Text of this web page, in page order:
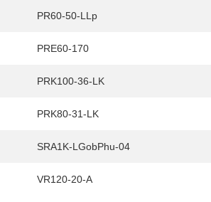
PR60-50-LLp
PRE60-170
PRK100-36-LK
PRK80-31-LK
SRA1K-LGobPhu-04
VR120-20-A